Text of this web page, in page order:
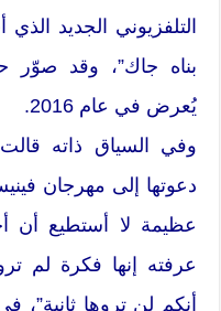
التلفزيوني الجديد
بناه جاك”، وقد صوّر
يُعرض في عام 2016.
وفي السياق ذاته
دعوتها إلى مهرجان
عظيمة لا أستطيع أن
عرفته إنها فكرة لم
أنكم لن تروها